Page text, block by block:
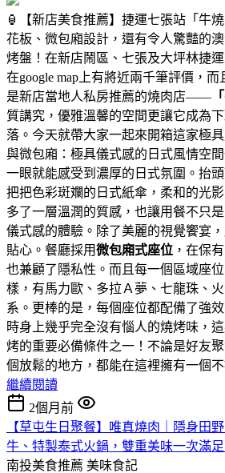
🏮【新店美食推薦】捷運七張站「牛
花板、微包廂設計，還有令人驚豔的
烤盤！在新店鬧區、七張及大坪林捷
在google map上有將近兩千筆評價，
是新店當地人私房推薦的燒肉店——
質講究，優雅溫馨的空間更讓它成為
落。今天就帶大家一起來開箱這家極
與微包廂：極具儀式感的日式風情空
一眼就能感受到濃厚的日式氛圍。抬
把把色彩斑斕的日式紙傘，柔和的光
多了一層溫潤的質感，也讓用餐不只
儀式感的體驗。除了美麗的視覺饗宴
貼心。餐廳採用微包廂式座位 ，在保
也兼顧了隱私性。而且每一個區域座
樣，有馬力歐、多拉Ａ夢、七龍珠、
系。更棒的是，每個座位都配備了強
時身上幾乎完全沒有惱人的燒烤味，
烤的重要必備條件之一！不論是好友
個放鬆的地方，都能在這裡擁有一個
繼續閱讀
2個月前
【草屯生日聚餐】唯真燒肉｜隱身田
牛、特製泰式火鍋，雙重美味一次滿
南投美食推薦 美味食記